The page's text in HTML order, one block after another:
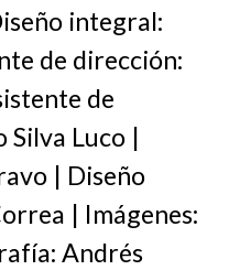
integral:
de dirección:
de
Silva Luco |
| Diseño
| Imágenes:
Andrés